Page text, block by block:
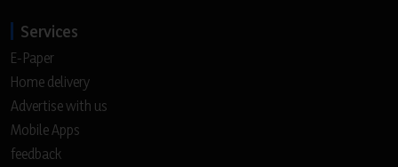
Services
E-Paper
Home delivery
Advertise with us
Mobile Apps
feedback